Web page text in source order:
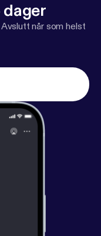
dager
Avslutt når som helst